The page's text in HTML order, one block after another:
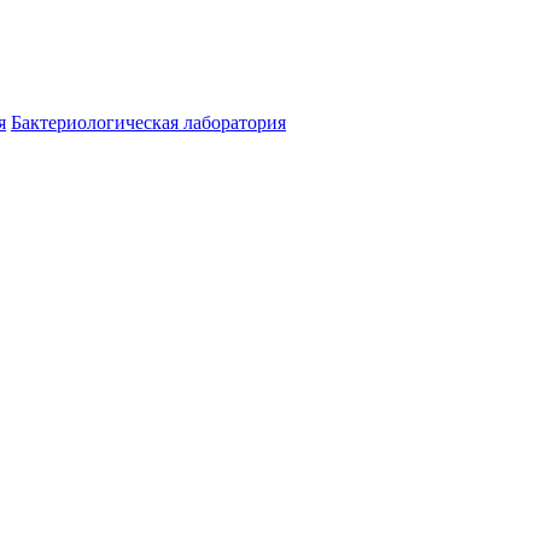
Бактериологическая лаборатория